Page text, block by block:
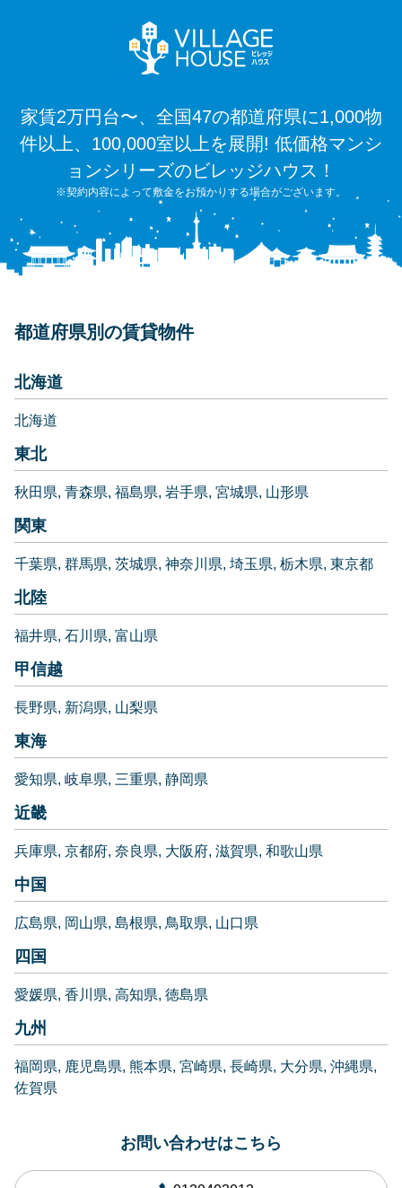
家賃2万円台〜、全国47の都道府県に1,000物
件以上、100,000室以上を展開! 低価格マンシ
ョンシリーズのビレッジハウス！
※契約内容によって敷金をお預かりする場合がございます。
都道府県別の賃貸物件
北海道
北海道
東北
秋田県 青森県 福島県 岩手県 宮城県 山形県
関東
千葉県 群馬県 茨城県 神奈川県 埼玉県 栃木県 東京都
北陸
福井県 石川県 富山県
甲信越
長野県 新潟県 山梨県
東海
愛知県 岐阜県 三重県 静岡県
近畿
兵庫県 京都府 奈良県 大阪府 滋賀県 和歌山県
中国
広島県 岡山県 島根県 鳥取県 山口県
四国
愛媛県 香川県 高知県 徳島県
九州
福岡県 鹿児島県 熊本県 宮崎県 長崎県 大分県 沖縄県
佐賀県
お問い合わせはこちら